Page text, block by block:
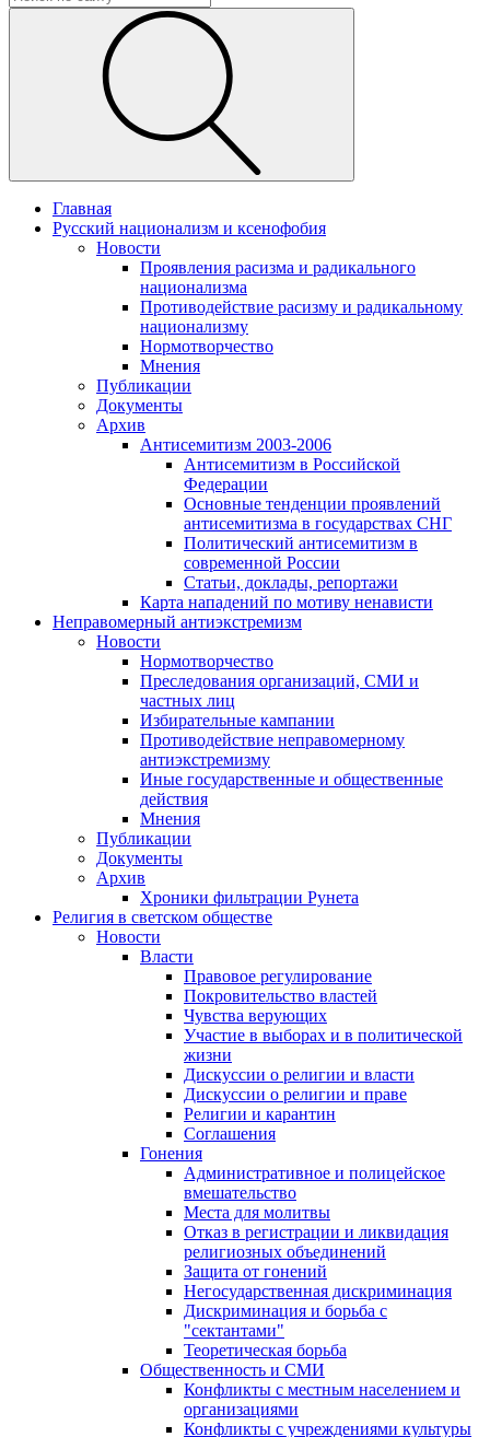
Главная
Русский национализм и ксенофобия
Новости
Проявления расизма и радикального
национализма
Противодействие расизму и радикальному
национализму
Нормотворчество
Мнения
Публикации
Документы
Архив
Антисемитизм 2003-2006
Антисемитизм в Российской
Федерации
Основные тенденции проявлений
антисемитизма в государствах СНГ
Политический антисемитизм в
современной России
Статьи, доклады, репортажи
Карта нападений по мотиву ненависти
Неправомерный антиэкстремизм
Новости
Нормотворчество
Преследования организаций, СМИ и
частных лиц
Избирательные кампании
Противодействие неправомерному
антиэкстремизму
Иные государственные и общественные
действия
Мнения
Публикации
Документы
Архив
Хроники фильтрации Рунета
Религия в светском обществе
Новости
Власти
Правовое регулирование
Покровительство властей
Чувства верующих
Участие в выборах и в политической
жизни
Дискуссии о религии и власти
Дискуссии о религии и праве
Религии и карантин
Соглашения
Гонения
Административное и полицейское
вмешательство
Места для молитвы
Отказ в регистрации и ликвидация
религиозных объединений
Защита от гонений
Негосударственная дискриминация
Дискриминация и борьба с
"сектантами"
Теоретическая борьба
Общественность и СМИ
Конфликты с местным населением и
организациями
Конфликты с учреждениями культуры